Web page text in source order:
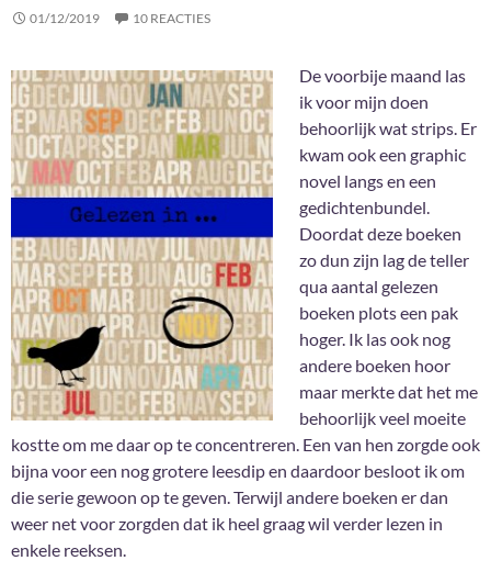
01/12/2019 10 REACTIES
De voorbije maand las
ik voor mijn doen
behoorlijk wat strips. Er
kwam ook een graphic
novel langs en een
gedichtenbundel.
Doordat deze boeken
zo dun zijn lag de teller
qua aantal gelezen
boeken plots een pak
hoger. Ik las ook nog
andere boeken hoor
maar merkte dat het me
behoorlijk veel moeite
kostte om me daar op te concentreren. Een van hen zorgde ook
bijna voor een nog grotere leesdip en daardoor besloot ik om
die serie gewoon op te geven. Terwijl andere boeken er dan
weer net voor zorgden dat ik heel graag wil verder lezen in
enkele reeksen.